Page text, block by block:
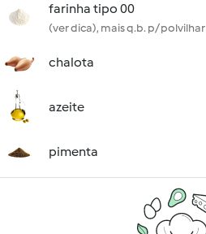
farinha tipo 00
(ver dica), mais q.b. p/ polvilhar
chalota
azeite
pimenta